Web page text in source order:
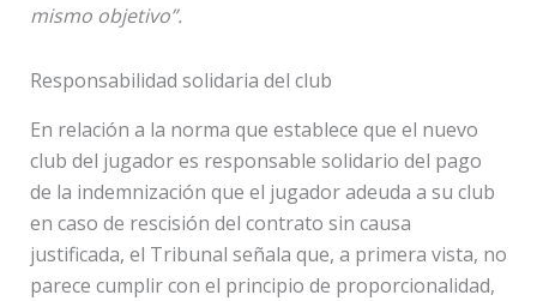
mismo objetivo”.
Responsabilidad solidaria del club
En relación a la norma que establece que el nuevo
club del jugador es responsable solidario del pago
de la indemnización que el jugador adeuda a su club
en caso de rescisión del contrato sin causa
justificada, el Tribunal señala que, a primera vista, no
parece cumplir con el principio de proporcionalidad,